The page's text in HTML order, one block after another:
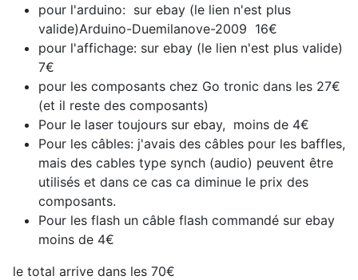
pour l'arduino: sur ebay (le lien n'est plus
valide)Arduino-Duemilanove-2009 16€
pour l'affichage: sur ebay (le lien n'est plus valide)
7€
pour les composants chez Go tronic dans les 27€
(et il reste des composants)
Pour le laser toujours sur ebay, moins de 4€
Pour les câbles: j'avais des câbles pour les baffles,
mais des cables type synch (audio) peuvent être
utilisés et dans ce cas ca diminue le prix des
composants.
Pour les flash un câble flash commandé sur ebay
moins de 4€
le total arrive dans les 70€